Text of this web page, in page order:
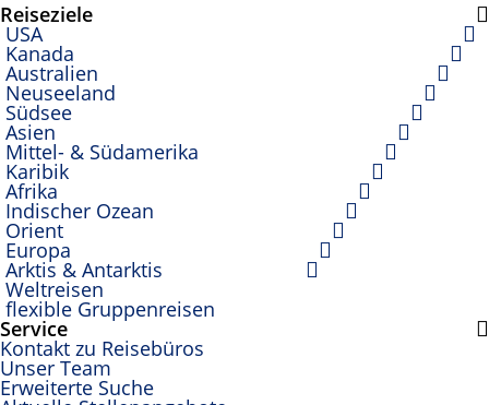
Reiseziele
USA
Kanada
Australien
Neuseeland
Südsee
Asien
Mittel- & Südamerika
Karibik
Afrika
Indischer Ozean
Orient
Europa
Arktis & Antarktis
Weltreisen
flexible Gruppenreisen
Service
Kontakt zu Reisebüros
Unser Team
Erweiterte Suche